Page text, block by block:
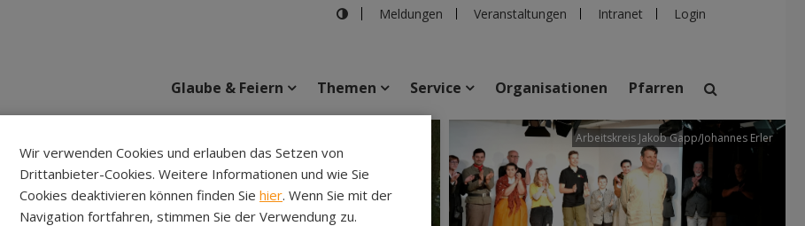
Meldungen Veranstaltungen Intranet Login
suchen
Veranstaltungen Personen Pfarren Einrichtungen
Glaube & Feiern Themen Service Organisationen Pfarren
Arbeitskreis Jakob Gapp/Johannes Erler
Wir verwenden Cookies und erlauben das Setzen von
Drittanbieter-Cookies. Weitere Informationen und wie Sie
Cookies deaktivieren können finden Sie hier. Wenn Sie mit der
Navigation fortfahren, stimmen Sie der Verwendung zu.